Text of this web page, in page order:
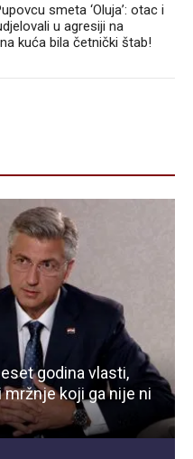
smeta ‘Oluja’: otac i
u agresiji na
kuća bila četnički štab!
godina vlasti,
koji ga nije ni